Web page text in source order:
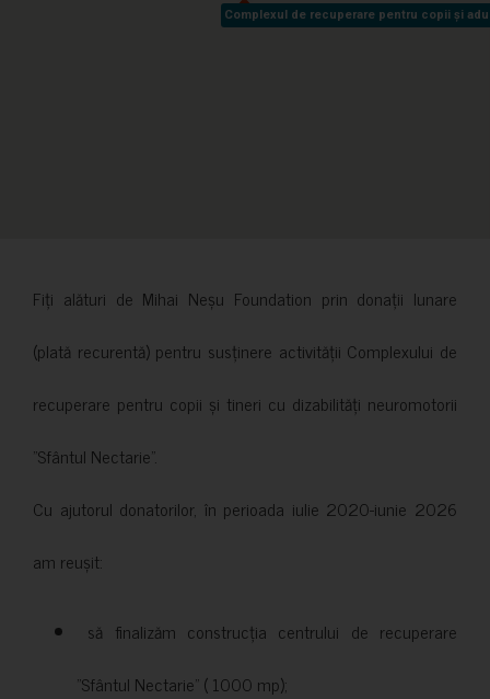
Complexul de recuperare pentru copii și
Complexul de recuperare pentru copii și
Fiți alături de Mihai Neșu Foundation prin donații lunare
(plată recurentă) pentru susținere activității Complexului de
recuperare pentru copii și tineri cu dizabilități neuromotorii
”Sfântul Nectarie”.
Cu ajutorul donatorilor, în perioada iulie 2020-iunie 2026
am reușit:
să finalizăm construcția centrului de recuperare
”Sfântul Nectarie” ( 1000 mp);